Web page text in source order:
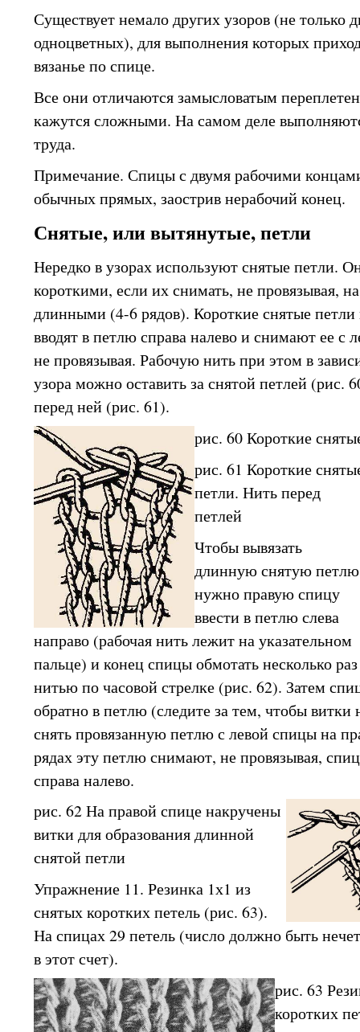
Существует немало других узоров (не только
одноцветных), для выполнения которых
вязанье по спице.
Все они отличаются замысловатым
кажутся сложными. На самом деле
труда.
Примечание. Спицы с двумя рабочими
обычных прямых, заострив нерабочий конец.
Снятые, или вытянутые, петли
Нередко в узорах используют снятые петли.
короткими, если их снимать, не провязывая,
длинными (4-6 рядов). Короткие снятые
вводят в петлю справа налево и снимают ее с
не провязывая. Рабочую нить при этом в
узора можно оставить за снятой петлей (рис.
перед ней (рис. 61).
рис. 60 Короткие
рис. 61 Короткие
петли. Нить перед
петлей
Чтобы вывязать
длинную снятую
нужно правую спицу
ввести в петлю слева
направо (рабочая нить лежит на указательном
пальце) и конец спицы обмотать несколько раз
нитью по часовой стрелке (рис. 62). Затем
обратно в петлю (следите за тем, чтобы витки
снять провязанную петлю с левой спицы на
рядах эту петлю снимают, не провязывая,
справа налево.
рис. 62 На правой спице накручены
витки для образования длинной
снятой петли
Упражнение 11. Резинка 1х1 из
снятых коротких петель (рис. 63).
На спицах 29 петель (число должно быть
в этот счет).
рис. 63
коротких